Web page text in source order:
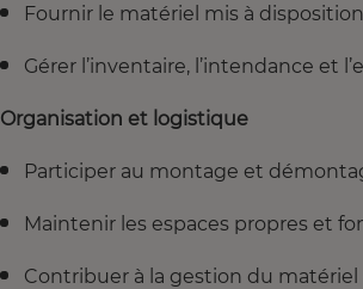
Fournir le matériel mis à
Gérer l’inventaire, l’intendance et
Organisation et logistique
Participer au montage et
Maintenir les espaces propres et
Contribuer à la gestion du